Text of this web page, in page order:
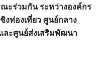
ะร่วมกัน ระหว่างองค์กร
ท่องเที่ยว ศูนย์กลาง
ละศูนย์ส่งเสริมพัฒนา